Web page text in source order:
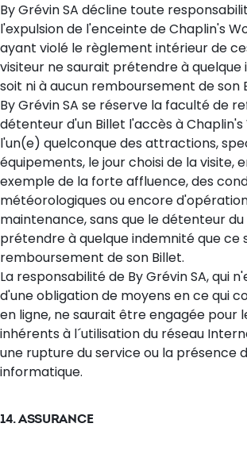
By Grévin SA décline toute
l'expulsion de l'enceinte de Chaplin's
ayant violé le règlement intérieur de
visiteur ne saurait prétendre à quelque
soit ni à aucun remboursement de son
By Grévin SA se réserve la faculté de
détenteur d'un Billet l'accès à Chaplin's
l'un(e) quelconque des attractions,
équipements, le jour choisi de la visite,
exemple de la forte affluence, des
météorologiques ou encore
maintenance, sans que le détenteur du
prétendre à quelque indemnité que ce
remboursement de son Billet.
La responsabilité de By Grévin SA, qui
d'une obligation de moyens en ce qui
en ligne, ne saurait être engagée pour
inhérents à l´utilisation du réseau
une rupture du service ou la présence
informatique.
14. ASSURANCE